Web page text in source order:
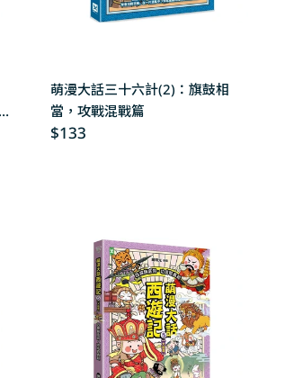
萌漫大話三十六計(2)：旗鼓相
當，攻戰混戰篇
Regular
$133